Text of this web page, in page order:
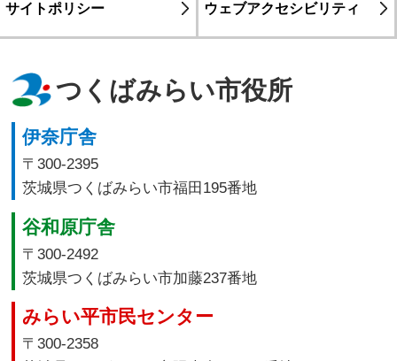
サイトポリシー ウェブアクセシビリティ
つくばみらい市役所
伊奈庁舎
〒300-2395
茨城県つくばみらい市福田195番地
谷和原庁舎
〒300-2492
茨城県つくばみらい市加藤237番地
みらい平市民センター
〒300-2358